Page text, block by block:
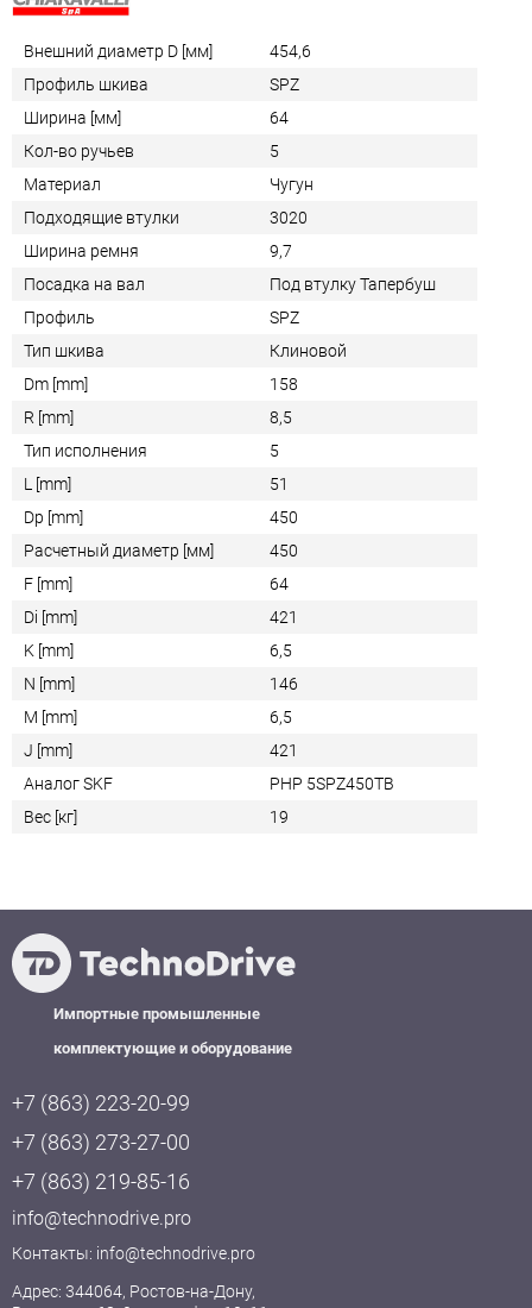
Внешний диаметр D [мм]
454,6
Профиль шкива
SPZ
Ширина [мм]
64
Кол-во ручьев
5
Материал
Чугун
Подходящие втулки
3020
Ширина ремня
9,7
Посадка на вал
Под втулку Тапербуш
Профиль
SPZ
Тип шкива
Клиновой
Dm [mm]
158
R [mm]
8,5
Тип исполнения
5
L [mm]
51
Dp [mm]
450
Расчетный диаметр [мм]
450
F [mm]
64
Di [mm]
421
K [mm]
6,5
N [mm]
146
M [mm]
6,5
J [mm]
421
Аналог SKF
PHP 5SPZ450TB
Вес [кг]
19
Импортные промышленные
комплектующие и оборудование
+7 (863) 223-20-99
+7 (863) 273-27-00
+7 (863) 219-85-16
info@technodrive.pro
Контакты: info@technodrive.pro
Адрес: 344064, Ростов-на-Дону,